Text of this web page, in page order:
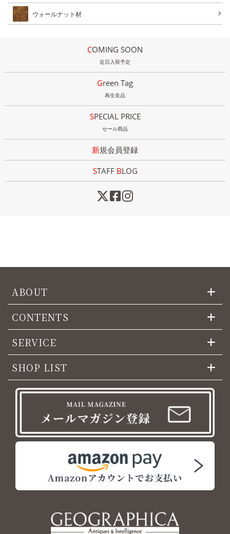
ウォールナット材
COMING SOON
近日入荷予定
Green Tag
再生良品
SPECIAL PRICE
セール商品
新規会員登録
STAFF BLOG
ABOUT
CONTENTS
SERVICE
SHOP LIST